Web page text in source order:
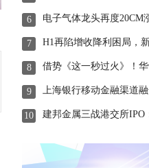
6 电子气体龙头再度20CM
7 H1再陷增收降利困局，
8 借势《这一秒过火》！
9 上海银行移动金融渠道
10 建邦金属三战港交所IPO